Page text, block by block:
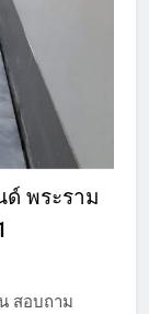
พระราม
สอบถาม